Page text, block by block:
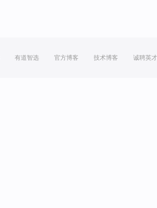
有道智选 官方博客 技术博客 诚聘英才